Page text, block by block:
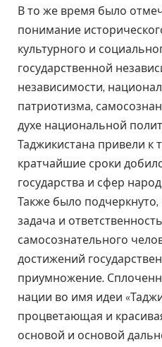
В то же время было
понимание
культурного и
государственной
независимости,
патриотизма,
духе национальной
Таджикистана привели к
кратчайшие сроки
государства и сфер
Также было подчеркнуто,
задача и
самосознательного
достижений
приумножение.
нации во имя идеи
процветающая и
основой и основой